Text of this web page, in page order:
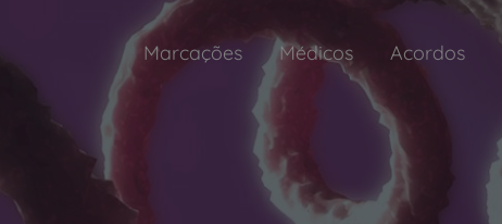
Marcações Médicos Acordos